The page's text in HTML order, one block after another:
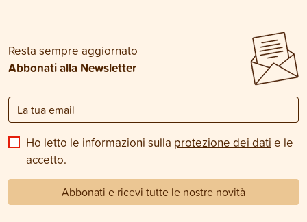
Resta sempre aggiornato
Abbonati alla Newsletter
Ho letto le informazioni sulla protezione dei dati e le
accetto.
Abbonati e ricevi tutte le nostre novità